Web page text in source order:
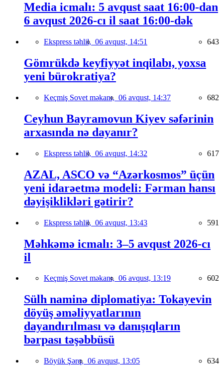
Media icmalı: 5 avqust saat 16:00-dan
6 avqust 2026-cı il saat 16:00-dək
Ekspress təhlil, 06 avqust, 14:51 643
Gömrükdə keyfiyyət inqilabı, yoxsa
yeni bürokratiya?
Keçmiş Sovet məkanı, 06 avqust, 14:37 682
Ceyhun Bayramovun Kiyev səfərinin
arxasında nə dayanır?
Ekspress təhlil, 06 avqust, 14:32 617
AZAL, ASCO və “Azərkosmos” üçün
yeni idarəetmə modeli: Fərman hansı
dəyişiklikləri gətirir?
Ekspress təhlil, 06 avqust, 13:43 591
Məhkəmə icmalı: 3–5 avqust 2026-cı
il
Keçmiş Sovet məkanı, 06 avqust, 13:19 602
Sülh naminə diplomatiya: Tokayevin
döyüş əməliyyatlarının
dayandırılması və danışıqların
bərpası təşəbbüsü
Böyük Şərq, 06 avqust, 13:05 634